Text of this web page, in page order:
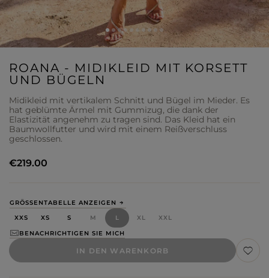
ROANA - MIDIKLEID MIT KORSETT
UND BÜGELN
Midikleid mit vertikalem Schnitt und Bügel im Mieder. Es
hat geblümte Ärmel mit Gummizug, die dank der
Elastizität angenehm zu tragen sind. Das Kleid hat ein
Baumwollfutter und wird mit einem Reißverschluss
geschlossen.
GRÖSSENTABELLE ANZEIGEN
XXS
XS S M L XL XXL
IN DEN WARENKORB
BENACHRICHTIGEN SIE MICH
€219.00